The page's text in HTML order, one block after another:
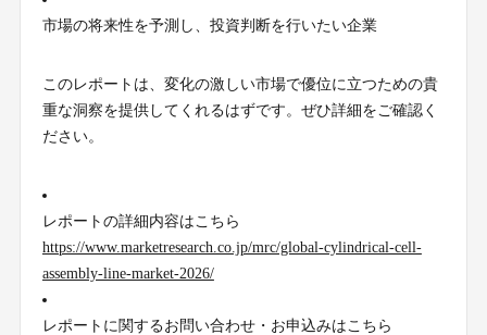
市場の将来性を予測し、投資判断を行いたい企業
このレポートは、変化の激しい市場で優位に立つための貴
重な洞察を提供してくれるはずです。ぜひ詳細をご確認く
ださい。
レポートの詳細内容はこちら
https://www.marketresearch.co.jp/mrc/global-cylindrical-cell-
assembly-line-market-2026/
レポートに関するお問い合わせ・お申込みはこちら